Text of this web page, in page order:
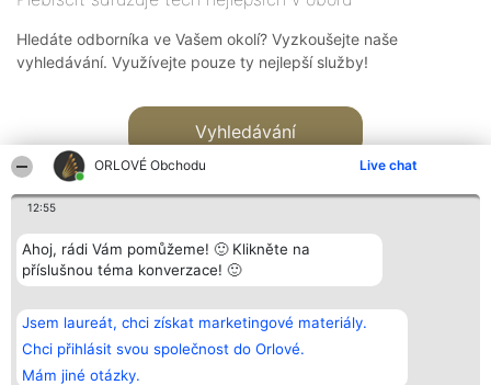
ORLOVÉ Obchodu Live chat
12:55
Ahoj, rádi Vám pomůžeme! 🙂 Klikněte na
příslušnou téma konverzace! 🙂
Jsem laureát, chci získat marketingové materiály.
Chci přihlásit svou společnost do Orlové.
Mám jiné otázky.
Hledáte odborníka ve Vašem okolí? Vyzkoušejte naše
vyhledávání. Využívejte pouze ty nejlepší služby!
Vyhledávání
Bright Side Solutions sp. z o.
o. sp. k.
ul. Ruska 22
Wrocław 50-079
KRS 0000749100 | Regon
Vítězové
Seznam všech
laureátů
Zásady
Kontakt